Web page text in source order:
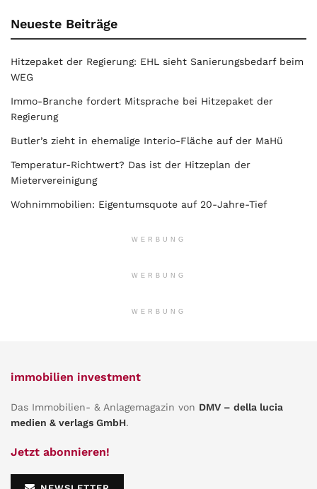
Neueste Beiträge
Hitzepaket der Regierung: EHL sieht Sanierungsbedarf beim
WEG
Immo-Branche fordert Mitsprache bei Hitzepaket der
Regierung
Butler’s zieht in ehemalige Interio-Fläche auf der MaHü
Temperatur-Richtwert? Das ist der Hitzeplan der
Mietervereinigung
Wohnimmobilien: Eigentumsquote auf 20-Jahre-Tief
WERBUNG
WERBUNG
WERBUNG
immobilien investment
Das Immobilien- & Anlagemagazin von DMV – della lucia
medien & verlags GmbH.
Jetzt abonnieren!